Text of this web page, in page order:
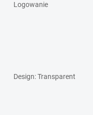
Logowanie
Design: Transparent